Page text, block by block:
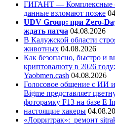
ГИГАНТ — Комплексные
данные взломают позже
UDV Group: при Zero-
ждать патча 04.08.2026
В Калужской области
животных 04.08.2026
Как безопасно, быстро и
криптовалюту в 2026
Yaobmen.cash 04.08.2026
Голосовое общение с ИИ
Bigme представляет
фоторамку F13 на базе E
настоящие хакеры
«Лорритрак»: ремонт